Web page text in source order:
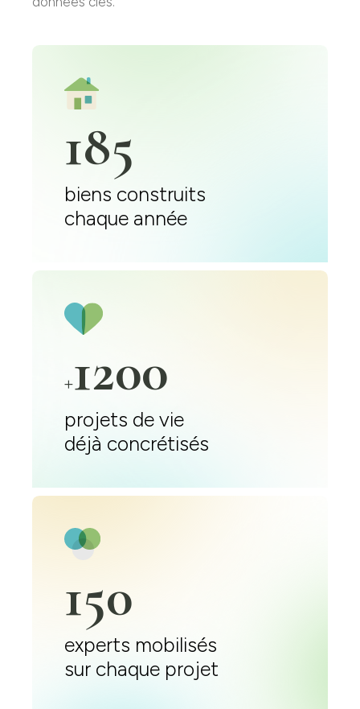
185
biens construits
chaque année
+1200
projets de vie
déjà concrétisés
150
experts mobilisés
sur chaque projet